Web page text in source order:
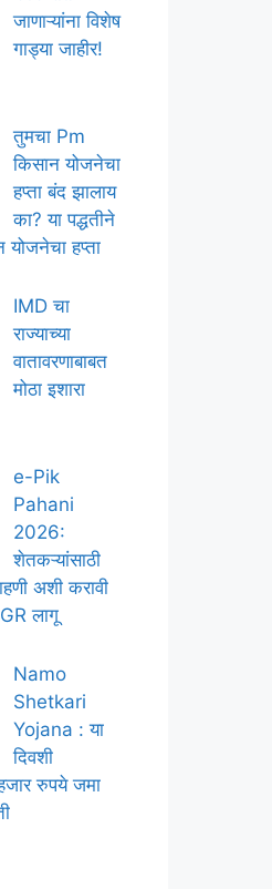
जाणाऱ्यांना विशेष
गाड्या जाहीर!
तुमचा Pm
किसान योजनेचा
हप्ता बंद झालाय
का? या पद्धतीने
हप्ता
IMD चा
राज्याच्या
वातावरणाबाबत
मोठा इशारा
e-Pik
Pahani
2026:
शेतकऱ्यांसाठी
अशी करावी
लागू
Namo
Shetkari
Yojana : या
दिवशी
रुपये जमा